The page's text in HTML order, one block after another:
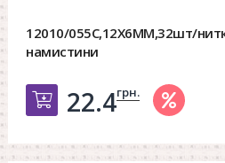
12010/055C,12X6MM,32шт/
намистини
Добавить в корзину
22.4грн.